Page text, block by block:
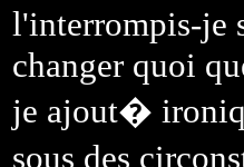
l'interrompis-je
changer quoi
je ajout�
sous des